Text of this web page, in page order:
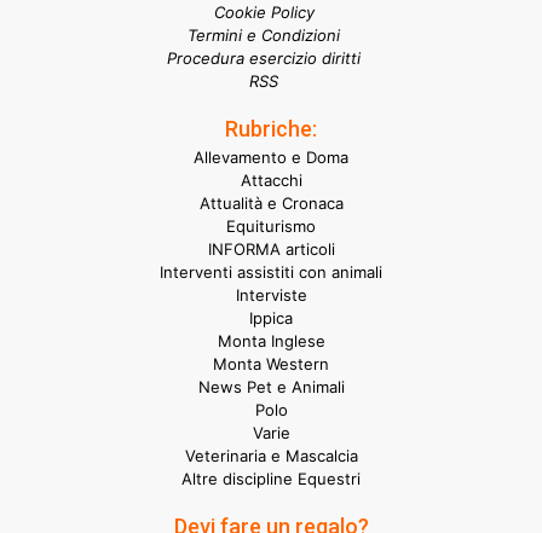
Cookie Policy
Termini e Condizioni
Procedura esercizio diritti
RSS
Rubriche:
Allevamento e Doma
Attacchi
Attualità e Cronaca
Equiturismo
INFORMA articoli
Interventi assistiti con animali
Interviste
Ippica
Monta Inglese
Monta Western
News Pet e Animali
Polo
Varie
Veterinaria e Mascalcia
Altre discipline Equestri
Devi fare un regalo?